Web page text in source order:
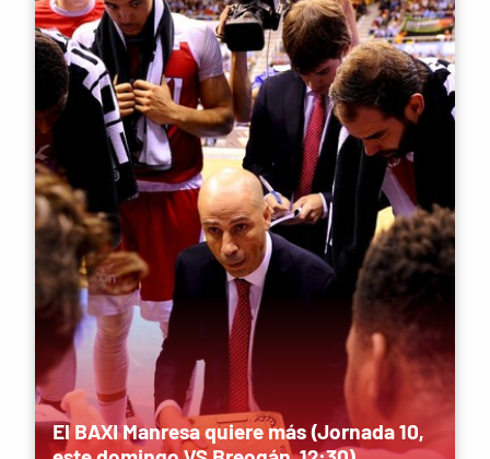
El BAXI Manresa quiere más (Jornada 10,